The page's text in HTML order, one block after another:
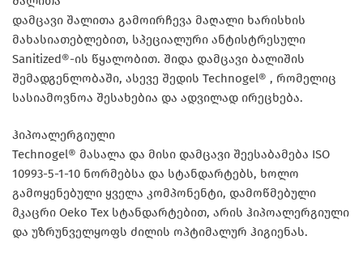
დამცავი შალითა გამოირჩევა მაღალი ხარისხის
მახასიათებლებით, სპეციალური ანტისტრესული
Sanitized®-ის წყალობით. შიდა დამცავი ბალიშის
შემადგენლობაში, ასევე შედის Technogel® , რომელიც
სასიამოვნოა შესახებია და ადვილად ირეცხება.
ჰიპოალერგიული
Technogel® მასალა და მისი დამცავი შეესაბამება ISO
10993-5-1-10 ნორმებსა და სტანდარტებს, ხოლო
გამოყენებული ყველა კომპონენტი, დამოწმებული
მკაცრი Oeko Tex სტანდარტებით, არის ჰიპოალერგიული
და უზრუნველყოფს ძილის ოპტიმალურ ჰიგიენას.